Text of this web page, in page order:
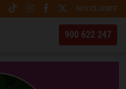
SOY CLIENTE
900 622 247